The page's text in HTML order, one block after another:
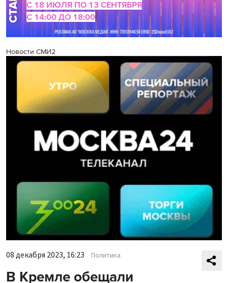
Новости СМИ2
08 декабря 2023, 16:23 Политика
В Кремле обещали